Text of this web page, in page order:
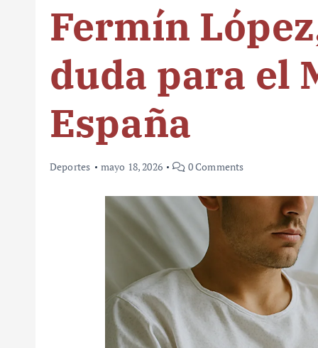
Fermín
duda para el
España
Deportes mayo 18, 2026 0 Comments